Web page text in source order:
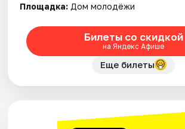
Площадка: Дом молодёжи
Билеты со скидкой
на Яндекс Афише
Еще билеты